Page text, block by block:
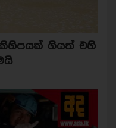
කිහිපයක් ගියත් එහි